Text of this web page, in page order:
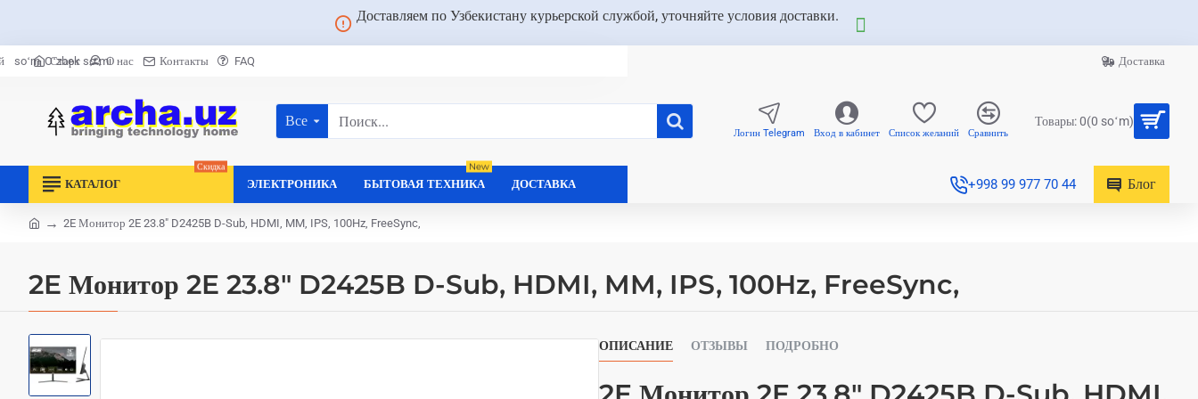
Доставляем по Узбекистану курьерской службой, уточняйте условия доставки.
Старт О нас Контакты FAQ
soʻm Oʻzbek soʻmi Доставка
Все
Поиск... Логин Telegram Вход в кабинет Список желаний Сравнить
Товары: 0(0 soʻm)
КАТАЛОГ
Скидка
ЭЛЕКТРОНИКА БЫТОВАЯ ТЕХНИКА
New
ДОСТАВКА +998 99 977 70 44 Блог
2E Монитор 2E 23.8" D2425B D-Sub, HDMI, MM, IPS, 100Hz, FreeSync,
2E Монитор 2E 23.8" D2425B D-Sub, HDMI, MM, IPS, 100Hz, FreeSync,
ОПИСАНИЕ ОТЗЫВЫ ПОДРОБНО